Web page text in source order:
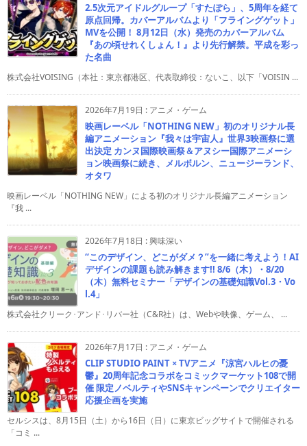
2.5次元アイドルグループ「すたぽら」、5周年を経て
原点回帰。カバーアルバムより「フライングゲット」
MVを公開！ 8月12日（水）発売のカバーアルバム
『あの頃せれくしょん！』より先行解禁。平成を彩っ
た名曲
株式会社VOISING（本社：東京都港区、代表取締役：ないこ、以下「VOISIN ...
2026年7月19日 : アニメ・ゲーム
映画レーベル「NOTHING NEW」初のオリジナル長
編アニメーション『我々は宇宙人』世界3映画祭に選
出決定 カンヌ国際映画祭＆アヌシー国際アニメーシ
ョン映画祭に続き、メルボルン、ニュージーランド、
オタワ
映画レーベル「NOTHING NEW」による初のオリジナル長編アニメーション
『我 ...
2026年7月18日 :興味深い
“このデザイン、どこがダメ？”を一緒に考えよう！AI
デザインの課題も読み解きます!! 8/6（木）・8/20
（木）無料セミナー「デザインの基礎知識Vol.3・Vo
l.4」
株式会社クリーク･アンド･リバー社（C&R社）は、Webや映像、ゲーム、 ...
2026年7月17日 : アニメ・ゲーム
CLIP STUDIO PAINT × TVアニメ『涼宮ハルヒの憂
鬱』20周年記念コラボをコミックマーケット108で開
催 限定ノベルティやSNSキャンペーンでクリエイター
応援企画を実施
セルシスは、8月15日（土）から16日（日）に東京ビッグサイトで開催される
「コミ ...